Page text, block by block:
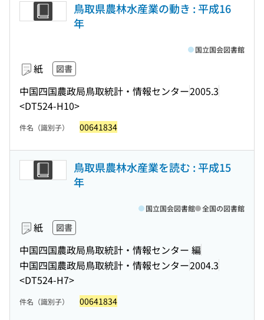
鳥取県農林水産業の動き : 平成16
年
紙 図書
中国四国農政局鳥取統計・情報センター2005.3
<DT524-H10>
国立国会図書館
件名（識別子） 00641834
鳥取県農林水産業を読む : 平成15
年
紙 図書
中国四国農政局鳥取統計・情報センター 編
中国四国農政局鳥取統計・情報センター2004.3
<DT524-H7>
国立国会図書館 全国の図書館
件名（識別子） 00641834